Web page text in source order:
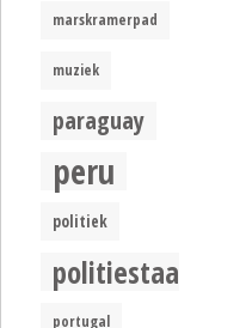
marskramerpad
muziek
paraguay
peru
politiek
politiestaat
portugal